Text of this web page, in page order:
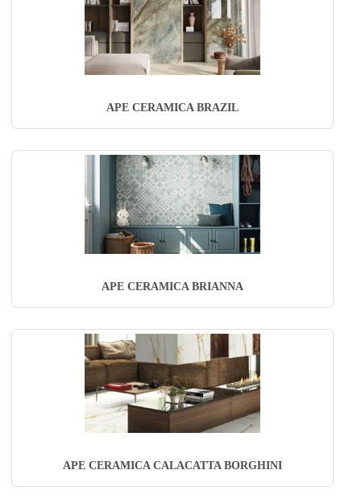
APE CERAMICA BRAZIL
APE CERAMICA BRIANNA
APE CERAMICA CALACATTA BORGHINI